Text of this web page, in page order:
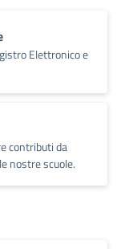
Elettronico e
contributi da
nostre scuole.